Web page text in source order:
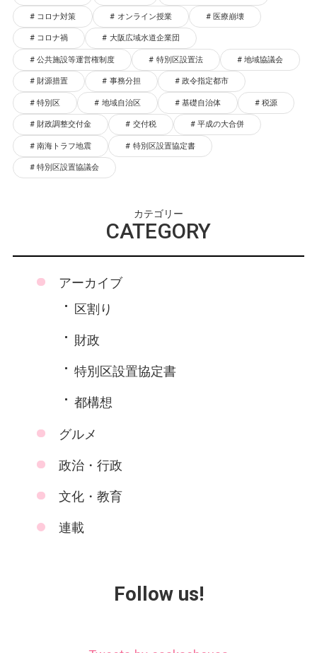
コロナ対策 オンライン授業 医療崩壊
コロナ禍 大阪広域水道企業団
公共施設等運営権制度 特別区設置法 地域協議会
財源措置 事務分担 政令指定都市
特別区 地域自治区 基礎自治体 税源
財政調整交付金 交付税 平成の大合併
南海トラフ地震 特別区設置協定書
特別区設置協議会
カテゴリー
CATEGORY
アーカイブ
区割り
財政
特別区設置協定書
都構想
グルメ
政治・行政
文化・教育
連載
Follow us!